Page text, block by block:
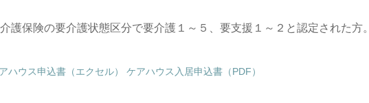
保険の要介護状態区分で要介護１～５、要支援１～２と認定された方。
ハウス申込書（エクセル） ケアハウス入居申込書（PDF）